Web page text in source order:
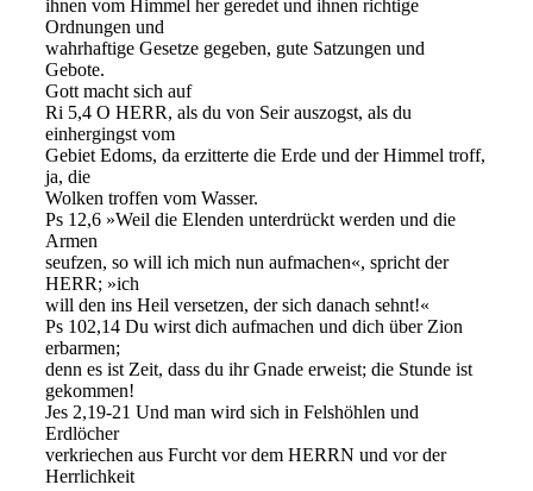
ihnen vom Himmel her geredet und ihnen richtige
Ordnungen und
wahrhaftige Gesetze gegeben, gute Satzungen und
Gebote.
Gott macht sich auf
Ri 5,4 O HERR, als du von Seir auszogst, als du
einhergingst vom
Gebiet Edoms, da erzitterte die Erde und der Himmel troff,
ja, die
Wolken troffen vom Wasser.
Ps 12,6 »Weil die Elenden unterdrückt werden und die
Armen
seufzen, so will ich mich nun aufmachen«, spricht der
HERR; »ich
will den ins Heil versetzen, der sich danach sehnt!«
Ps 102,14 Du wirst dich aufmachen und dich über Zion
erbarmen;
denn es ist Zeit, dass du ihr Gnade erweist; die Stunde ist
gekommen!
Jes 2,19-21 Und man wird sich in Felshöhlen und
Erdlöcher
verkriechen aus Furcht vor dem HERRN und vor der
Herrlichkeit